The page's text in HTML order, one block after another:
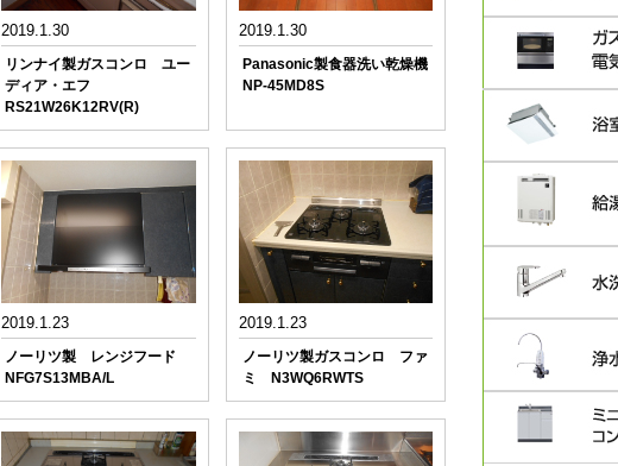
2019.1.30
リンナイ製ガスコンロ ユー
ディア・エフ
RS21W26K12RV(R)
2019.1.30
Panasonic製食器洗い乾燥機
NP-45MD8S
2019.1.23
ノーリツ製 レンジフード
NFG7S13MBA/L
2019.1.23
ノーリツ製ガスコンロ ファ
ミ N3WQ6RWTS